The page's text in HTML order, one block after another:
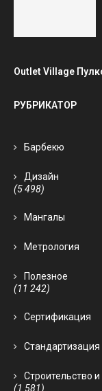
Outlet Village
РУБРИКАТОР
Барбекю
Дизайн
(5 498)
Мангалы
Метрология
Полезное
(11 242)
Сертификация
Стандартизация
Строительство
(1 581)